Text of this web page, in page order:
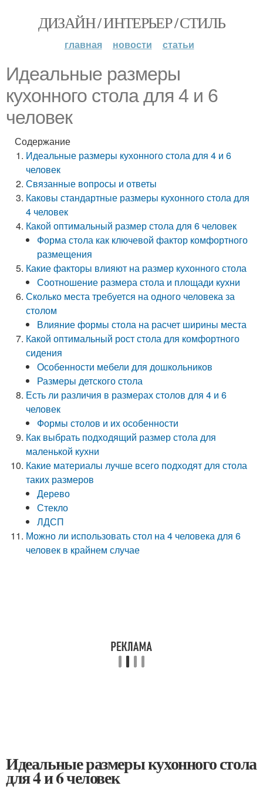
ДИЗАЙН / ИНТЕРЬЕР / СТИЛЬ
главная новости статьи
Идеальные размеры
кухонного стола для 4 и 6
человек
Содержание
Идеальные размеры кухонного стола для 4 и 6
человек
Связанные вопросы и ответы
Каковы стандартные размеры кухонного стола для
4 человек
Какой оптимальный размер стола для 6 человек
Форма стола как ключевой фактор комфортного
размещения
Какие факторы влияют на размер кухонного стола
Соотношение размера стола и площади кухни
Сколько места требуется на одного человека за
столом
Влияние формы стола на расчет ширины места
Какой оптимальный рост стола для комфортного
сидения
Особенности мебели для дошкольников
Размеры детского стола
Есть ли различия в размерах столов для 4 и 6
человек
Формы столов и их особенности
Как выбрать подходящий размер стола для
маленькой кухни
Какие материалы лучше всего подходят для стола
таких размеров
Дерево
Стекло
ЛДСП
Можно ли использовать стол на 4 человека для 6
человек в крайнем случае
Идеальные размеры кухонного стола
для 4 и 6 человек